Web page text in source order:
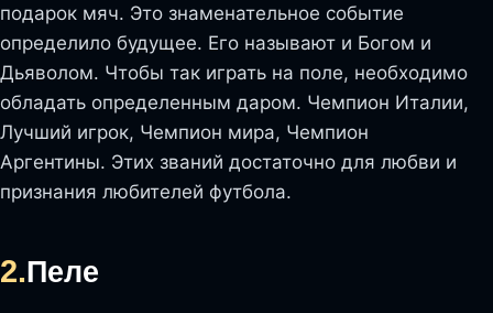
подарок мяч. Это знаменательное событие
определило будущее. Его называют и Богом и
Дьяволом. Чтобы так играть на поле, необходимо
обладать определенным даром. Чемпион Италии,
Лучший игрок, Чемпион мира, Чемпион
Аргентины. Этих званий достаточно для любви и
признания любителей футбола.
2.Пеле